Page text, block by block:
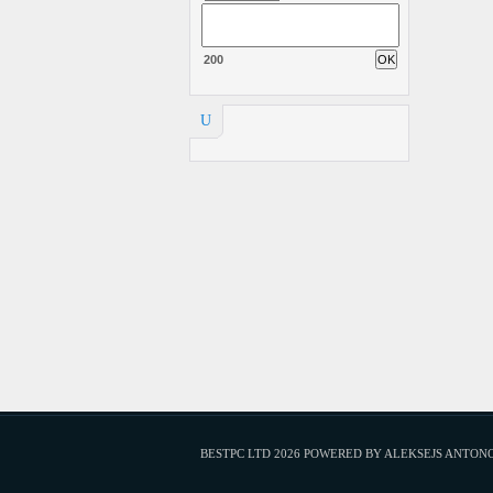
200
U
BESTPC LTD 2026 POWERED BY ALEKSEJS